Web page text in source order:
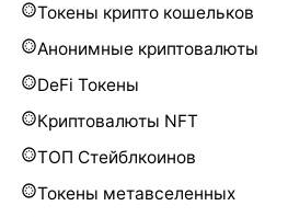
Токены крипто кошельков
Анонимные криптовалюты
DeFi Токены
Криптовалюты NFT
ТОП Стейблкоинов
Токены метавселенных